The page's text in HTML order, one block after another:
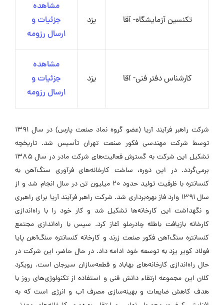
تکنسین آزمایشگاه- آقا یزد
مشاهده
جزئیات و
ارسال رزومه
کارشناس دفتر فنی- آقا یزد
مشاهده
جزئیات و
ارسال رزومه
شرکت راهبر فرآیند آریا (عضو گروه نماد صنعت پارس) در سال ۱۳۹۱
توسط شرکت مهندسی فکور صنعت تهران تأسیس شد. تاریخچه
تشکیل این شرکت به گسترش فعالیت‌های شرکت مادر در سال ۱۳۸۵
برمی‌گردد. در این دوره، ساخت کارخانه‌های فرآوری سنگ‌آهن به
کنسانتره با ظرفیت تولید حدود ۲۰ میلیون تن در سال انجام شد و از
سال ۱۳۹۱ وارد فاز بهره‌برداری شد. شرکت راهبر فرآیند آریا برای راهبری
و نگهداشت این کارخانه‌ها تشکیل شد و کار خود را با راه‌اندازی
کارخانه بازیافت باطله چادرملو آغاز کرد. سپس با راه‌اندازی مجتمع
کنسانتره سنگ‌آهن فکور صنعت زرند و کارخانه کنسانتره سنگ‌آهن پایا
فولاد کویر یزد به توسعه خود ادامه داد. در حال حاضر، این شرکت در
حال راه‌اندازی کارخانه‌های بهاباد و قطعه‌سازان سیرجان است. رویکرد
کلان این مجموعه ارتقاء دانش فنی و استفاده از تکنولوژی‌های روز با
هدف کاهش ضایعات و بهینه‌سازی مصرف آب و انرژی است که به